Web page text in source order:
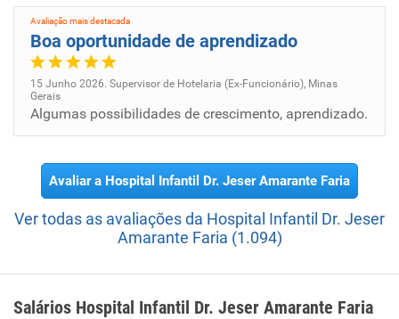
Cuidar do seu filho com excelência, respeitando os
princípios éticos e cristãos, na vivência do Carisma
Vicentino.
Avaliação mais destacada
Boa oportunidade de aprendizado
15 Junho 2026. Supervisor de Hotelaria (Ex-Funcionário), Minas
Gerais
Algumas possibilidades de crescimento, aprendizado.
Avaliar a Hospital Infantil Dr. Jeser Amarante Faria
Ver todas as avaliações da Hospital Infantil Dr. Jeser
Amarante Faria (1.094)
Salários Hospital Infantil Dr. Jeser Amarante Faria